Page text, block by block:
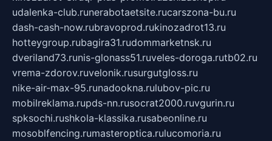
udalenka-club.runerabotaetsite.rucarszona-bu.ru
dash-cash-now.rubravoprod.rukinozadrot13.ru
hotteygroup.rubagira31.rudommarketnsk.ru
dveriland73.runis-glonass51.ruveles-doroga.rutb02.ru
vrema-zdorov.ruvelonik.rusurgutgloss.ru
nike-air-max-95.runadookna.rulubov-pic.ru
mobilreklama.rupds-nn.rusocrat2000.ruvgurin.ru
spksochi.rushkola-klassika.rusabeonline.ru
mosoblfencing.rumasteroptica.rulucomoria.ru